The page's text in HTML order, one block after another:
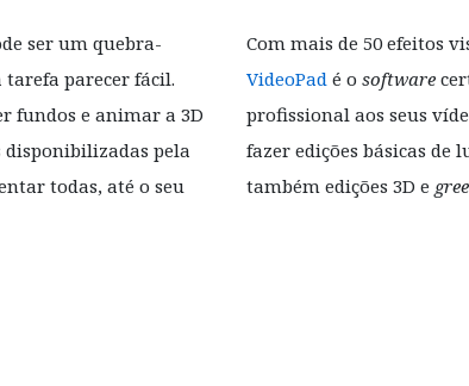
ser um quebra-
tarefa parecer fácil.
fundos e animar a 3D
pela
todas, até o seu
Com mais de 50 efeitos
VideoPadé o software
profissional aos seus
fazer edições básicas de
também edições 3D e